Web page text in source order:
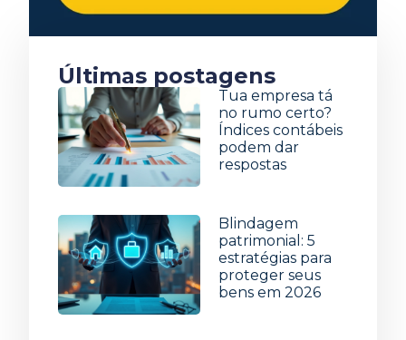
Últimas postagens
Tua empresa tá
no rumo certo?
Índices contábeis
podem dar
respostas
Blindagem
patrimonial: 5
estratégias para
proteger seus
bens em 2026